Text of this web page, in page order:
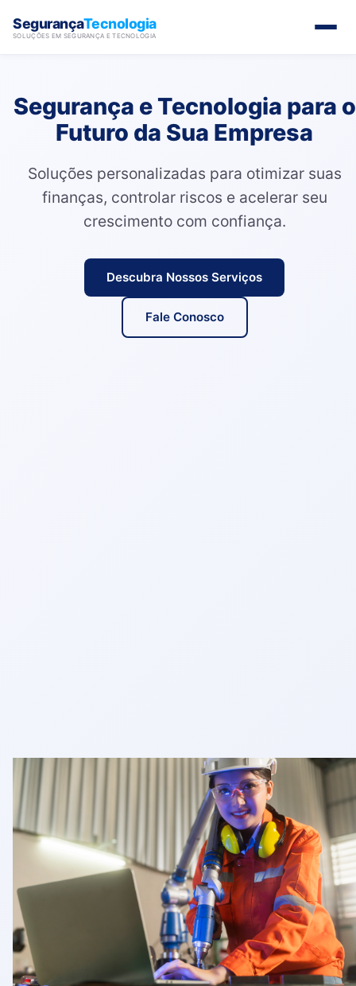
SegurançaTecnologia
SOLUÇÕES EM SEGURANÇA E TECNOLOGIA
Segurança e Tecnologia para o
Futuro da Sua Empresa
Soluções personalizadas para otimizar suas
finanças, controlar riscos e acelerar seu
crescimento com confiança.
Descubra Nossos Serviços
Fale Conosco